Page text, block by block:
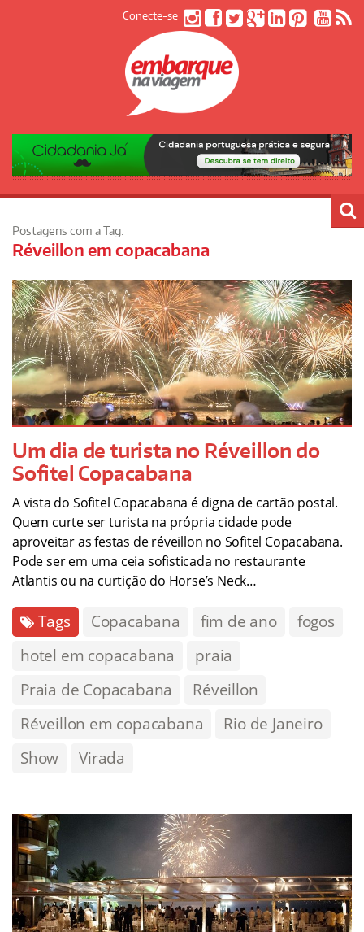
Conecte-se
Postagens com a Tag:
Réveillon em copacabana
Um dia de turista no Réveillon do
Sofitel Copacabana
A vista do Sofitel Copacabana é digna de cartão postal.
Quem curte ser turista na própria cidade pode
aproveitar as festas de réveillon no Sofitel Copacabana.
Pode ser em uma ceia sofisticada no restaurante
Atlantis ou na curtição do Horse’s Neck…
Tags Copacabana fim de ano
fogos
hotel em copacabana
praia
Praia de Copacabana
Réveillon
Réveillon em copacabana
Rio de Janeiro
Show
Virada